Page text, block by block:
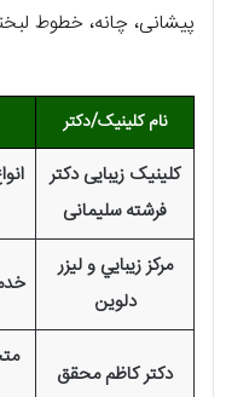
پیشانی، چانه، خطوط
نام کلینیک/دکتر
کلینیک زیبایی دکتر
فرشته سلیمانی
مركز زيبايي و ليزر
دلوين
دکتر کاظم محقق